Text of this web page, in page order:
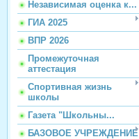
Независимая оценка к...
ГИА 2025
ВПР 2026
Промежуточная
аттестация
Спортивная жизнь
школы
Газета "Школьны...
БАЗОВОЕ УЧРЕЖДЕНИЕ